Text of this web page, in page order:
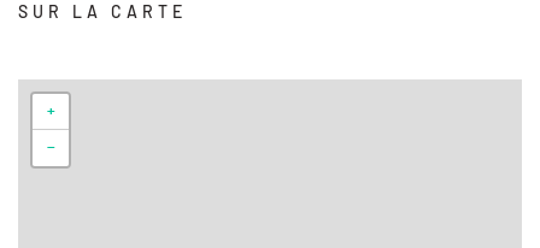
SUR LA CARTE
+
−